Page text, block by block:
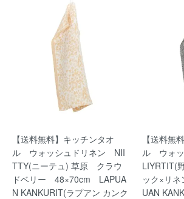
【送料無料】キッチンタオ
ル ウォッシュドリネン NII
TTY(ニーテュ) 草原 クラウ
ドベリー 48×70cm LAPUA
N KANKURIT(ラプアン カンク
【送料無
ル ウォ
LIYRTIT(
ック×リ
UAN